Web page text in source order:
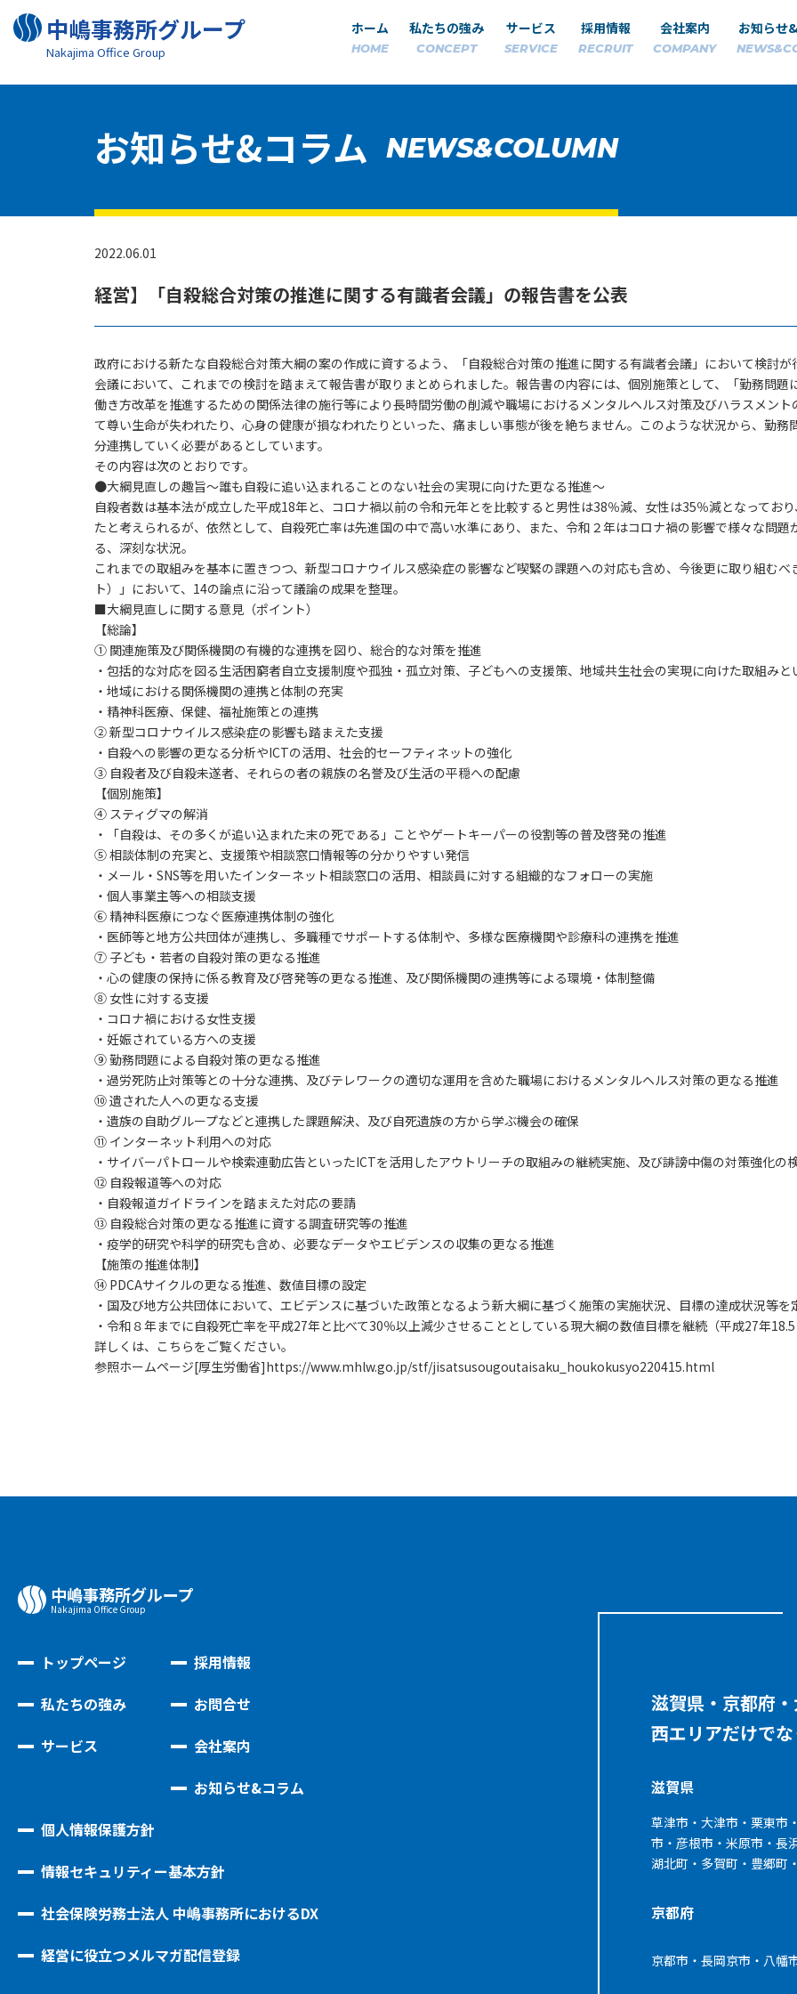
中嶋事務所グループ
Nakajima Oﬃce Group
ホーム
HOME
私たちの強み
CONCEPT
サービス
SERVICE
採用情報
RECRUIT
会社案内
COMPANY
お知らせ
お知らせ&コラム NEWS&COLUMN
2022.06.01
経営】「自殺総合対策の推進に関する有識者会議」の報告書を公表
政府における新たな自殺総合対策大綱の案の作成に資するよう、「自殺総合対策の推進に関する有識者会議」において検討
会議において、これまでの検討を踏まえて報告書が取りまとめられました。報告書の内容には、個別施策として、「勤務問
働き方改革を推進するための関係法律の施行等により長時間労働の削減や職場におけるメンタルヘルス対策及びハラスメン
て尊い生命が失われたり、心身の健康が損なわれたりといった、痛ましい事態が後を絶ちません。このような状況から、勤
分連携していく必要があるとしています。
その内容は次のとおりです。
●大綱見直しの趣旨～誰も自殺に追い込まれることのない社会の実現に向けた更なる推進～
自殺者数は基本法が成立した平成18年と、コロナ禍以前の令和元年とを比較すると男性は38％減、女性は35％減となってお
たと考えられるが、依然として、自殺死亡率は先進国の中で高い水準にあり、また、令和２年はコロナ禍の影響で様々な問
る、深刻な状況。
これまでの取組みを基本に置きつつ、新型コロナウイルス感染症の影響など喫緊の課題への対応も含め、今後更に取り組む
ト）」において、14の論点に沿って議論の成果を整理。
■大綱見直しに関する意見（ポイント）
【総論】
① 関連施策及び関係機関の有機的な連携を図り、総合的な対策を推進
・包括的な対応を図る生活困窮者自立支援制度や孤独・孤立対策、子どもへの支援策、地域共生社会の実現に向けた取組み
・地域における関係機関の連携と体制の充実
・精神科医療、保健、福祉施策との連携
② 新型コロナウイルス感染症の影響も踏まえた支援
・自殺への影響の更なる分析やICTの活用、社会的セーフティネットの強化
③ 自殺者及び自殺未遂者、それらの者の親族の名誉及び生活の平穏への配慮
【個別施策】
④ スティグマの解消
・「自殺は、その多くが追い込まれた末の死である」ことやゲートキーパーの役割等の普及啓発の推進
⑤ 相談体制の充実と、支援策や相談窓口情報等の分かりやすい発信
・メール・SNS等を用いたインターネット相談窓口の活用、相談員に対する組織的なフォローの実施
・個人事業主等への相談支援
⑥ 精神科医療につなぐ医療連携体制の強化
・医師等と地方公共団体が連携し、多職種でサポートする体制や、多様な医療機関や診療科の連携を推進
⑦ 子ども・若者の自殺対策の更なる推進
・心の健康の保持に係る教育及び啓発等の更なる推進、及び関係機関の連携等による環境・体制整備
⑧ 女性に対する支援
・コロナ禍における女性支援
・妊娠されている方への支援
⑨ 勤務問題による自殺対策の更なる推進
・過労死防止対策等との十分な連携、及びテレワークの適切な運用を含めた職場におけるメンタルヘルス対策の更なる推進
⑩ 遺された人への更なる支援
・遺族の自助グループなどと連携した課題解決、及び自死遺族の方から学ぶ機会の確保
⑪ インターネット利用への対応
・サイバーパトロールや検索連動広告といったICTを活用したアウトリーチの取組みの継続実施、及び誹謗中傷の対策強化の
⑫ 自殺報道等への対応
・自殺報道ガイドラインを踏まえた対応の要請
⑬ 自殺総合対策の更なる推進に資する調査研究等の推進
・疫学的研究や科学的研究も含め、必要なデータやエビデンスの収集の更なる推進
【施策の推進体制】
⑭ PDCAサイクルの更なる推進、数値目標の設定
・国及び地方公共団体において、エビデンスに基づいた政策となるよう新大綱に基づく施策の実施状況、目標の達成状況等
・令和８年までに自殺死亡率を平成27年と比べて30％以上減少させることとしている現大綱の数値目標を継続（平成27年
詳しくは、こちらをご覧ください。
参照ホームページ[厚生労働省]https://www.mhlw.go.jp/stf/jisatsusougoutaisaku_houkokusyo220415.html
中嶋事務所グループ
Nakajima Oﬃce Group
トップページ
私たちの強み
サービス
採用情報
お問合せ
会社案内
お知らせ&コラム
個人情報保護方針
情報セキュリティー基本方針
社会保険労務士法人 中嶋事務所におけるDX
経営に役立つメルマガ配信登録
滋賀県・京都府
西エリアだけで
滋賀県
草津市・大津市・栗東市
市・彦根市・米原市・長
湖北町・多賀町・豊郷町
京都府
京都市・長岡京市・八幡